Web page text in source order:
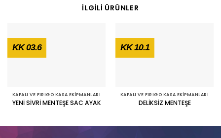
İLGILI ÜRÜNLER
KK 03.6
KAPALI VE FIRIGO KASA EKIPMANLARI
YENİ SİVRİ MENTEŞE SAC AYAK
KK 10.1
KAPALI VE FIRIGO KASA EKIPMANLARI
DELİKSİZ MENTEŞE